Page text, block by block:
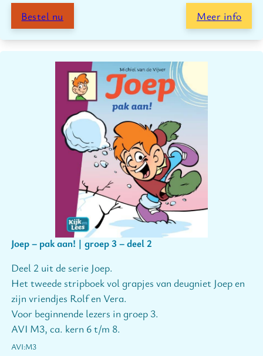
Bestel nu Meer info
Joep – pak aan! | groep 3 – deel 2
Deel 2 uit de serie Joep.
Het tweede stripboek vol grapjes van deugniet Joep en
zijn vriendjes Rolf en Vera.
Voor beginnende lezers in groep 3.
AVI M3, ca. kern 6 t/m 8.
M3